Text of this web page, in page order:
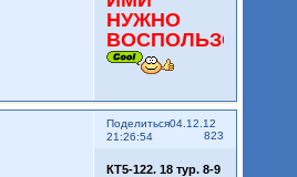
НУЖНО
Поделиться
823
04.12.12
21:26:54
КТ5-122. 18 тур. 8-9